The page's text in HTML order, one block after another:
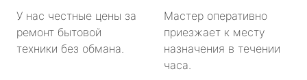
У нас честные цены за
ремонт бытовой
техники без обмана.
Мастер оперативно
приезжает к месту
назначения в течении
часа.